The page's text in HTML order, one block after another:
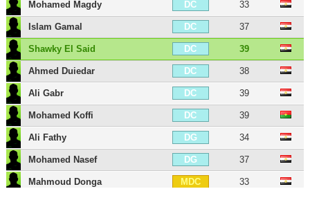
Mohamed Magdy DC 33
Islam Gamal DC 37
Shawky El Said DC 39
Ahmed Duiedar DC 38
Ali Gabr DC 39
Mohamed Koffi DC 39
Ali Fathy DG 34
Mohamed Nasef DG 37
Mahmoud Donga MDC 33